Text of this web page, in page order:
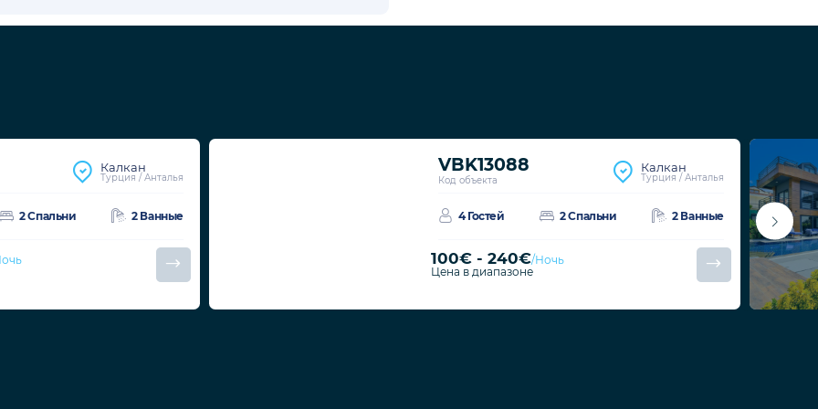
Калкан
Турция / Анталья
2 Спальни 2 Ванные
VBK13088
Код объекта
Калкан
Турция / Анталья
4 Гостей 2 Спальни 2 Ванные
100€ - 240€/Ночь
Цена в диапазоне